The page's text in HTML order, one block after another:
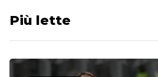
Più lette